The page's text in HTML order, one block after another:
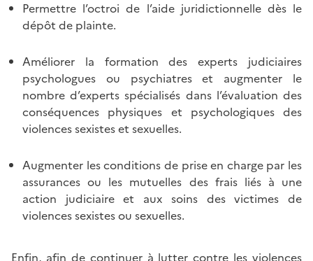
Permettre l’octroi de l’aide juridictionnelle dès le
dépôt de plainte.
Améliorer la formation des experts judiciaires
psychologues ou psychiatres et augmenter le
nombre d’experts spécialisés dans l’évaluation des
conséquences physiques et psychologiques des
violences sexistes et sexuelles.
Augmenter les conditions de prise en charge par les
assurances ou les mutuelles des frais liés à une
action judiciaire et aux soins des victimes de
violences sexistes ou sexuelles.
Enfin, afin de continuer à lutter contre les violences